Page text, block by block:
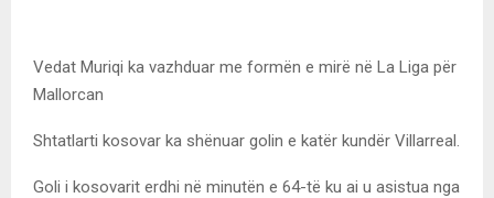
Vedat Muriqi ka vazhduar me formën e mirë në La Liga për
Mallorcan
Shtatlarti kosovar ka shënuar golin e katër kundër Villarreal.
Goli i kosovarit erdhi në minutën e 64-të ku ai u asistua nga